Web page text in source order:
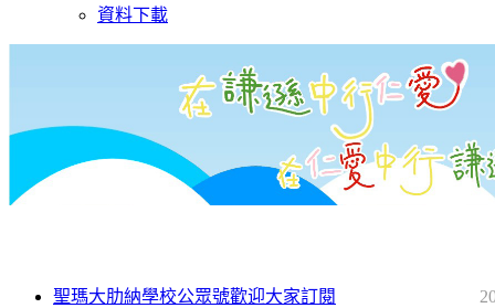
資料下載
聖瑪大肋納學校公眾號歡迎大家訂閱